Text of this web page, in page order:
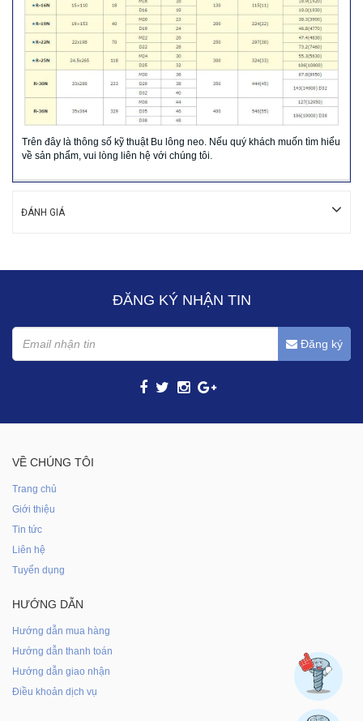
Trên đây là thông số kỹ thuật Bu lông neo. Nếu quý khách muốn tìm hiểu
về sản phẩm, vui lòng liên hệ với chúng tôi.
ĐÁNH GIÁ
ĐĂNG KÝ NHẬN TIN
Đăng ký
VỀ CHÚNG TÔI
Trang chủ
Giới thiệu
Tin tức
Liên hệ
Tuyển dụng
HƯỚNG DẪN
Hướng dẫn mua hàng
Hướng dẫn thanh toán
Hướng dẫn giao nhận
Điều khoản dịch vụ